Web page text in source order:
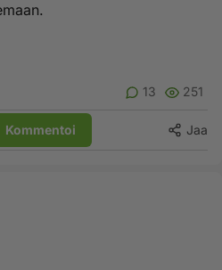
13 251
Kommentoi Jaa